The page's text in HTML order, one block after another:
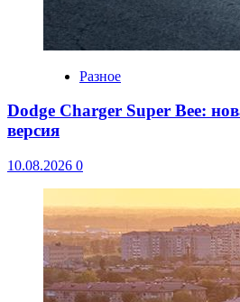
Разное
Dodge Charger Super Bee:
версия
10.08.2026 0